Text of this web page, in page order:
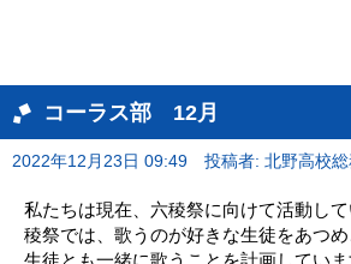
コーラス部 12月
2022年12月23日 09:49 投稿者: 北野高校
私たちは現在、六稜祭に向けて活動し
稜祭では、歌うのが好きな生徒をあつ
生徒とも一緒に歌うことを計画してい